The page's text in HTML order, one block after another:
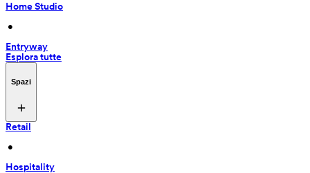
Home Studio
•
Entryway
Esplora tutte
Spazi
Retail
•
Hospitality